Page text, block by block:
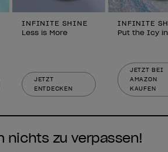
INFINITE SHINE
Less is More
JETZT
ENTDECKEN
INFINITE
Put the Icy
JETZT BEI
AMAZON
KAUFEN
nichts zu verpassen!